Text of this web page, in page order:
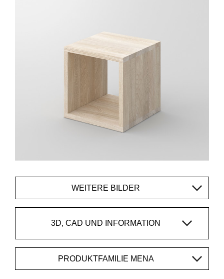
WEITERE BILDER
3D, CAD UND INFORMATION
PRODUKTFAMILIE MENA